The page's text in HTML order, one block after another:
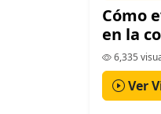
Cómo
en la
6,335
Ver